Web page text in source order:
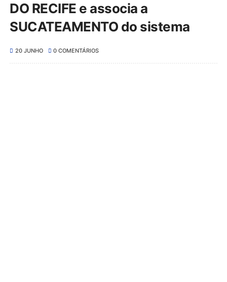
DO RECIFE e associa a
SUCATEAMENTO do sistema
20 JUNHO 0 COMENTÁRIOS